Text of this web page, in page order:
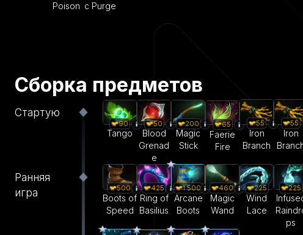
Poison c Purge
Сборка предметов
Стартую
90
Tango
50
Blood
Grenad
e
200
Magic
Stick
65
Faerie
Fire
55
Iron
Branch
55
Iron
Ранняя
игра
500
Boots of
Speed
425
Ring of
Basilius
1 500
Arcane
Boots
460
Magic
Wand
225
Wind
Lace
225
ps